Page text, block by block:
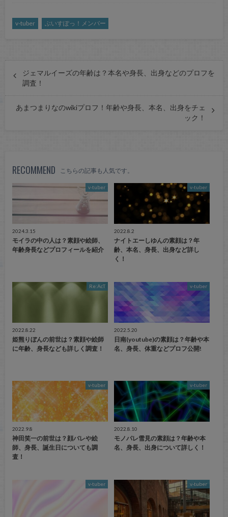
v-tuber ぶいすぽっ！メンバー
ジェマルイーズの年齢は？本名や身長、出身などのプロフを
調査！
あまつまりなのwikiプロフ！年齢や身長、本名、出身をチェ
ック！
RECOMMEND こちらの記事も人気です。
v-tuber
2024.3.15
モイラの中の人は？素顔や絵師、
年齢身長などプロフィールを紹介
v-tuber
2022.8.2
ナイトエーしゆんの素顔は？年
齢、本名、身長、出身など詳し
く！
Re:AcT
2022.8.22
姫熊りぼんの前世は？素顔や絵師
に年齢、身長なども詳しく調査！
v-tuber
2022.5.20
日南(youtube)の素顔は？年齢や本
名、身長、体重などプロフ公開!
v-tuber
2022.9.8
神田笑一の前世は？顔バレや絵
師、身長、誕生日についても調
査！
v-tuber
2022.8.10
モノパレ雪見の素顔は？年齢や本
名、身長、出身について詳しく！
v-tuber v-tuber